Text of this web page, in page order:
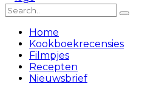
Home
Kookboekrecensies
Filmpjes
Recepten
Nieuwsbrief